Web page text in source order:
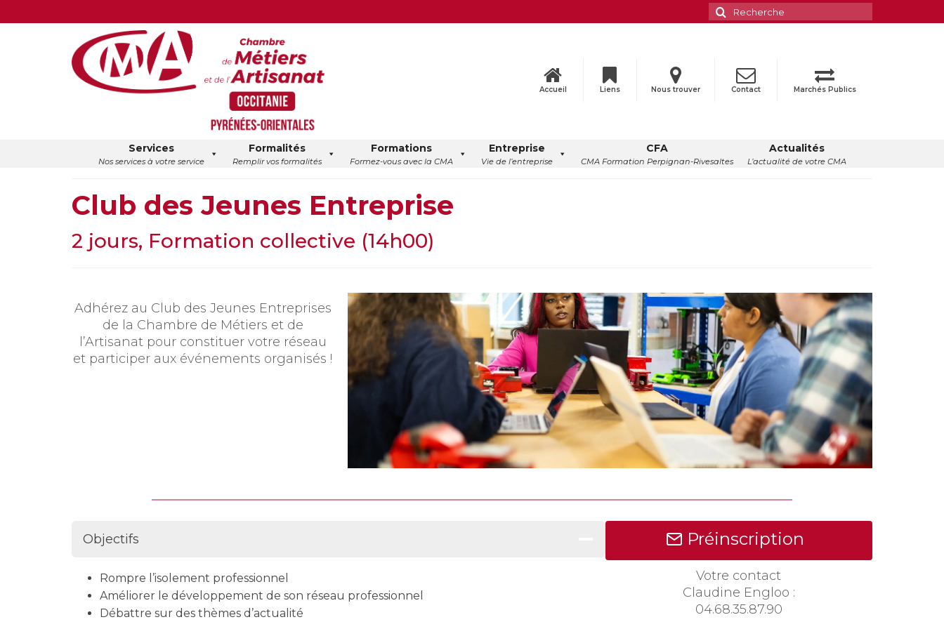
Rechercher
:
Accueil Liens Nous trouver Contact Marchés Publics
Services
Nos services à votre service
Formalités
Remplir vos formalités
Formations
Formez-vous avec la CMA
Entreprise
Vie de l’entreprise
CFA
CMA Formation Perpignan-Rivesaltes
Actualités
L’actualité de votre CMA
Club des Jeunes Entreprise
2 jours, Formation collective (14h00)
Adhérez au Club des Jeunes Entreprises
de la Chambre de Métiers et de
l’Artisanat pour constituer votre réseau
et participer aux événements organisés !
Objectifs
Rompre l’isolement professionnel
Améliorer le développement de son réseau professionnel
Débattre sur des thèmes d’actualité
Préinscription
Votre contact
Claudine Engloo :
04.68.35.87.90